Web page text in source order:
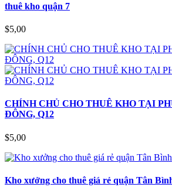
thuê kho quận 7
$5,00
CHÍNH CHỦ CHO THUÊ KHO TẠI
ĐÔNG, Q12
$5,00
Kho xưởng cho thuê giá rẻ quận Tân